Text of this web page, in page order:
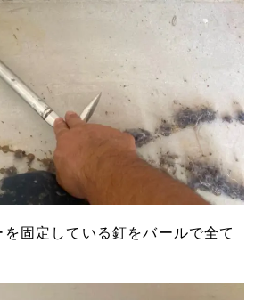
固定している釘をバールで全て